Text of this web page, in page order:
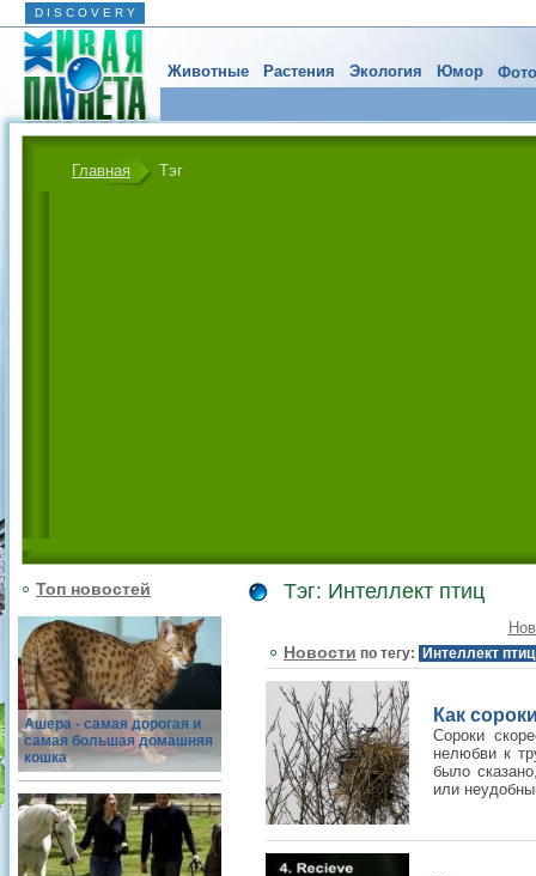
D I S C O V E R Y
Животные Растения Экология Юмор
Главная Тэг
Топ новостей
Ашера - самая дорогая и
самая большая домашняя
кошка
Тэг: Интеллект птиц
Новости по тегу: Интеллект птиц
Как
Сороки
нелюбви к
было
или